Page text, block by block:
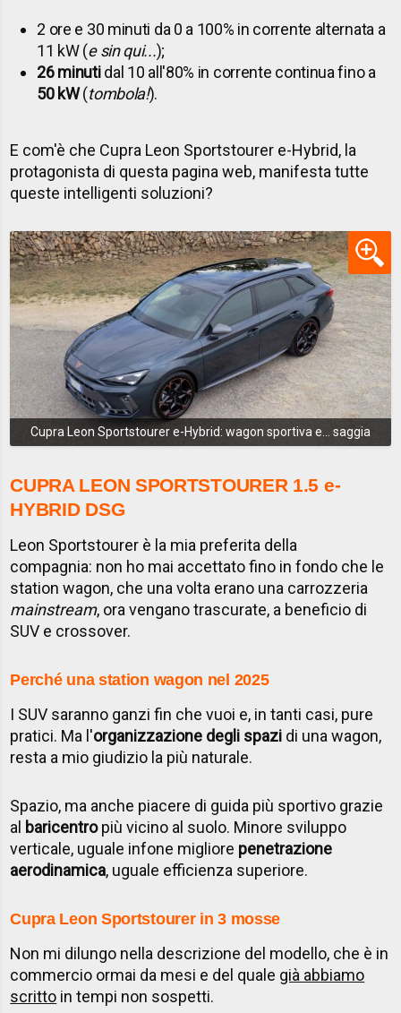
2 ore e 30 minuti da 0 a 100% in corrente alternata a
11 kW (e sin qui...);
26 minutidal 10 all'80% in corrente continua fino a
50 kW(tombola!).
E com'è che Cupra Leon Sportstourer e-Hybrid, la
protagonista di questa pagina web, manifesta tutte
queste intelligenti soluzioni?
Cupra Leon Sportstourer e-Hybrid: wagon sportiva e... saggia
CUPRA LEON SPORTSTOURER 1.5 e-
HYBRID DSG
Leon Sportstourer è la mia preferita della
compagnia: non ho mai accettato fino in fondo che le
station wagon, che una volta erano una carrozzeria
mainstream, ora vengano trascurate, a beneficio di
SUV e crossover.
Perché una station wagon nel 2025
I SUV saranno ganzi fin che vuoi e, in tanti casi, pure
pratici. Ma l'organizzazione degli spazi di una wagon,
resta a mio giudizio la più naturale.
Spazio, ma anche piacere di guida più sportivo grazie
al baricentropiù vicino al suolo. Minore sviluppo
verticale, uguale infone migliore penetrazione
aerodinamica, uguale efficienza superiore.
Cupra Leon Sportstourer in 3 mosse
Non mi dilungo nella descrizione del modello, che è in
commercio ormai da mesi e del quale già abbiamo
scritto in tempi non sospetti.